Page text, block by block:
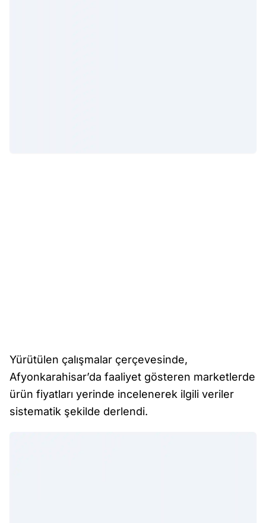
Yürütülen çalışmalar çerçevesinde,
Afyonkarahisar’da faaliyet gösteren marketlerde
ürün fiyatları yerinde incelenerek ilgili veriler
sistematik şekilde derlendi.